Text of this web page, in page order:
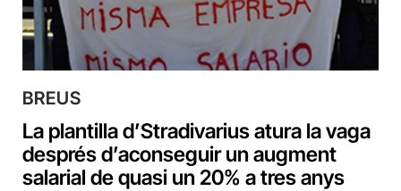
BREUS
La plantilla d’Stradivarius atura la vaga
després d’aconseguir un augment
salarial de quasi un 20% a tres anys